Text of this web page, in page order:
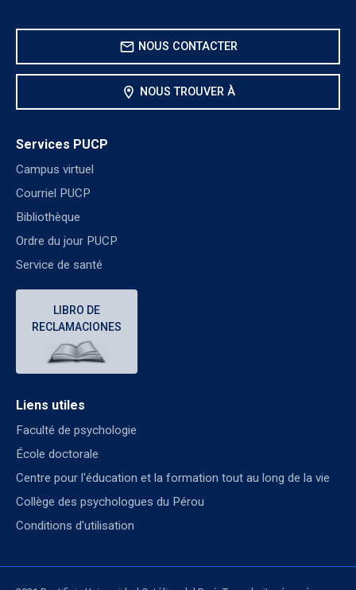
mail NOUS CONTACTER
location_on NOUS TROUVER À
Services PUCP
Campus virtuel
Courriel PUCP
Bibliothèque
Ordre du jour PUCP
Service de santé
LIBRO DE
RECLAMACIONES
Liens utiles
Faculté de psychologie
École doctorale
Centre pour l'éducation et la formation tout au long de la vie
Collège des psychologues du Pérou
Conditions d'utilisation